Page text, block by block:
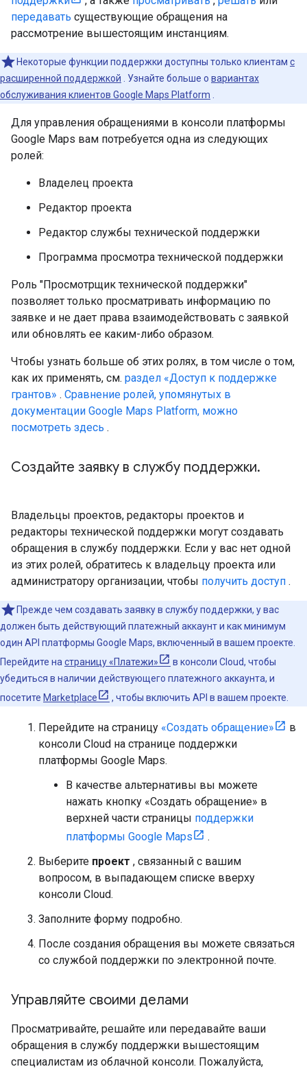
передавать существующие обращения на
рассмотрение вышестоящим инстанциям.
Некоторые функции поддержки доступны только клиентам с
расширенной поддержкой . Узнайте больше о вариантах
обслуживания клиентов Google Maps Platform
Для управления обращениями в консоли платформы
Google Maps вам потребуется одна из следующих
ролей:
Владелец проекта
Редактор проекта
Редактор службы технической поддержки
Программа просмотра технической поддержки
Роль "Просмотрщик технической поддержки"
позволяет только просматривать информацию по
заявке и не дает права взаимодействовать с заявкой
или обновлять ее каким-либо образом.
Чтобы узнать больше об этих ролях, в том числе о том,
как их применять, см. раздел «Доступ к поддержке
грантов» . Сравнение ролей, упомянутых в
документации Google Maps Platform, можно
посмотреть здесь .
Создайте заявку в службу поддержки.
Владельцы проектов, редакторы проектов и
редакторы технической поддержки могут создавать
обращения в службу поддержки. Если у вас нет одной
из этих ролей, обратитесь к владельцу проекта или
администратору организации, чтобы получить доступ .
Прежде чем создавать заявку в службу поддержки, у вас
должен быть действующий платежный аккаунт и как минимум
один API платформы Google Maps, включенный в вашем проекте.
Перейдите на страницу «Платежи»
в консоли Cloud, чтобы
убедиться в наличии действующего платежного аккаунта, и
посетите Marketplace , чтобы включить API в вашем проекте.
Перейдите на страницу «Создать обращение»
в
консоли Cloud на странице поддержки
платформы Google Maps.
В качестве альтернативы вы можете
нажать кнопку «Создать обращение» в
верхней части страницы поддержки
платформы Google Maps
.
Выберите проект , связанный с вашим
вопросом, в выпадающем списке вверху
консоли Cloud.
Заполните форму подробно.
После создания обращения вы можете связаться
со службой поддержки по электронной почте.
Управляйте своими делами
Просматривайте, решайте или передавайте ваши
обращения в службу поддержки вышестоящим
специалистам из облачной консоли. Пожалуйста,